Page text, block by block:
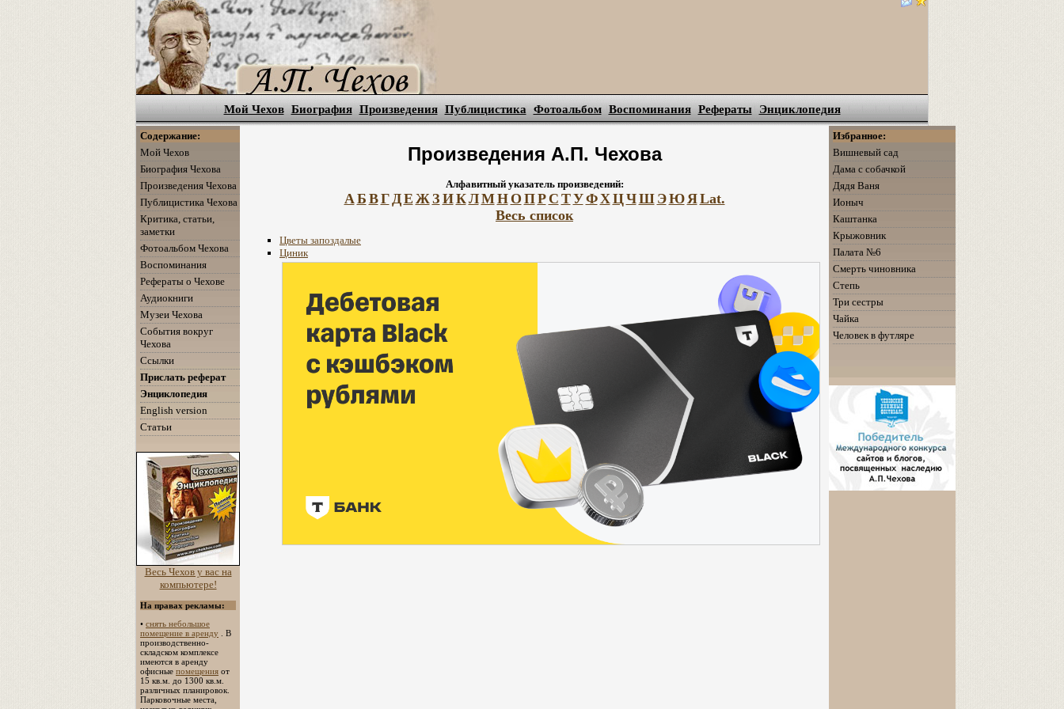
Мой Чехов Биография Произведения Публицистика Фотоальбом Воспоминания Рефераты Энциклопедия
Содержание:
Мой Чехов
Биография Чехова
Произведения Чехова
Публицистика Чехова
Критика, статьи,
заметки
Фотоальбом Чехова
Воспоминания
Рефераты о Чехове
Аудиокниги
Музеи Чехова
События вокруг
Чехова
Ссылки
Прислать реферат
Энциклопедия
English version
Статьи
Весь Чехов у вас на
компьютере!
На правах рекламы:
• снять небольшое
помещение в аренду . В
производственно-
складском комплексе
имеются в аренду
офисные помещения от
15 кв.м. до 1300 кв.м.
различных планировок.
Парковочные места,
Произведения А.П. Чехова
Алфавитный указатель произведений:
АБ ВГДЕ ЖЗ ИКЛМН О ПР С ТУФХЦЧШ ЭЮЯLat.
Весь список
Цветы запоздалые
Циник
Избранное:
Вишневый сад
Дама с собачкой
Дядя Ваня
Ионыч
Каштанка
Крыжовник
Палата №6
Смерть чиновника
Степь
Три сестры
Чайка
Человек в футляре